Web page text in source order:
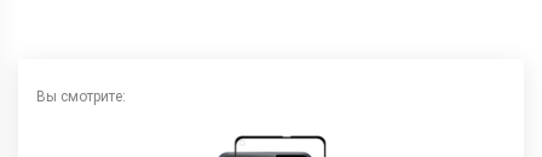
Вы смотрите: